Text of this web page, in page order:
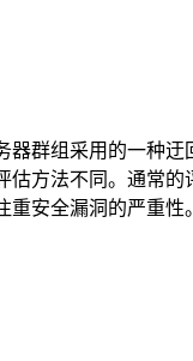
群组采用的一种
方法不同。通常
安全漏洞的严重性。